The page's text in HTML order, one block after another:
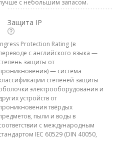
с небольшим запасом.
Защита IP
Protection Rating (в
с английского языка —
защиты от
— система
степеней защиты
электрооборудования и
устройств от
твёрдых
пыли и воды в
с международным
IEC 60529 (DIN 40050,